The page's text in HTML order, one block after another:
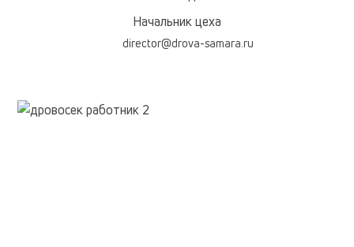
Начальник цеха
director@drova-samara.ru